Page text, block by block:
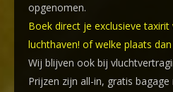
opgenomen.
Boek direct je exclusieve
luchthaven! of welke plaats
Wij blijven ook bij
Prijzen zijn all-in, gratis